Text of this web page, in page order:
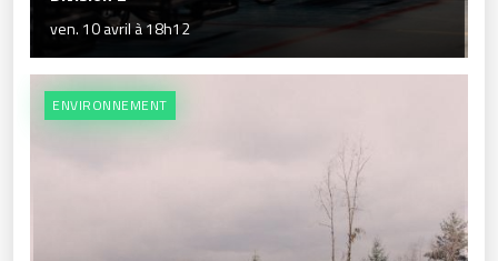
ven. 10 avril à 18h12
ENVIRONNEMENT